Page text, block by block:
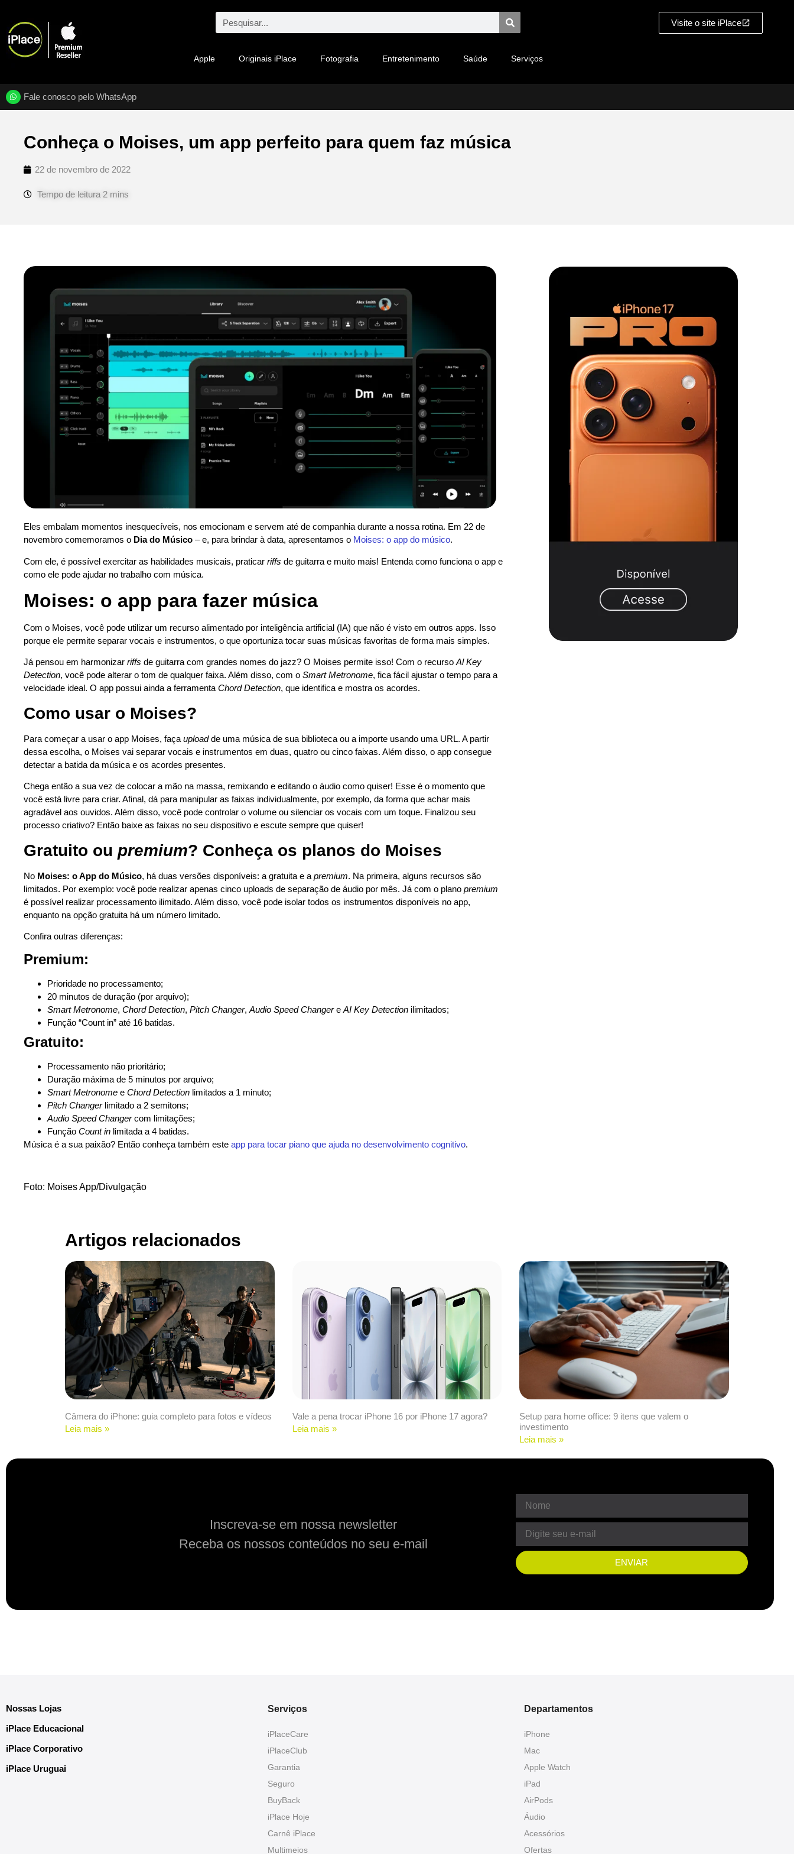
Apple Originais iPlace Fotografia Entretenimento Saúde Serviços
Visite o site iPlace
Fale conosco pelo WhatsApp
Conheça o Moises, um app perfeito para quem faz música
22 de novembro de 2022
Eles embalam momentos inesquecíveis, nos emocionam e servem até de companhia durante a nossa rotina. Em 22 de
novembro comemoramos o Dia do Músico – e, para brindar à data, apresentamos o Moises: o app do músico.
Com ele, é possível exercitar as habilidades musicais, praticar riffs de guitarra e muito mais! Entenda como funciona o app e
como ele pode ajudar no trabalho com música.
Moises: o app para fazer música
Com o Moises, você pode utilizar um recurso alimentado por inteligência artificial (IA) que não é visto em outros apps. Isso
porque ele permite separar vocais e instrumentos, o que oportuniza tocar suas músicas favoritas de forma mais simples.
Já pensou em harmonizar riffs de guitarra com grandes nomes do jazz? O Moises permite isso! Com o recurso Al Key
Detection, você pode alterar o tom de qualquer faixa. Além disso, com o Smart Metronome, fica fácil ajustar o tempo para a
velocidade ideal. O app possui ainda a ferramenta Chord Detection, que identifica e mostra os acordes.
Como usar o Moises?
Para começar a usar o app Moises, faça uploadde uma música de sua biblioteca ou a importe usando uma URL. A partir
dessa escolha, o Moises vai separar vocais e instrumentos em duas, quatro ou cinco faixas. Além disso, o app consegue
detectar a batida da música e os acordes presentes.
Chega então a sua vez de colocar a mão na massa, remixando e editando o áudio como quiser! Esse é o momento que
você está livre para criar. Afinal, dá para manipular as faixas individualmente, por exemplo, da forma que achar mais
agradável aos ouvidos. Além disso, você pode controlar o volume ou silenciar os vocais com um toque. Finalizou seu
processo criativo? Então baixe as faixas no seu dispositivo e escute sempre que quiser!
Gratuito ou premium? Conheça os planos do Moises
No Moises: o App do Músico, há duas versões disponíveis: a gratuita e a premium. Na primeira, alguns recursos são
limitados. Por exemplo: você pode realizar apenas cinco uploads de separação de áudio por mês. Já com o plano premium
é possível realizar processamento ilimitado. Além disso, você pode isolar todos os instrumentos disponíveis no app,
enquanto na opção gratuita há um número limitado.
Confira outras diferenças:
Premium:
Prioridade no processamento;
20 minutos de duração (por arquivo);
Smart Metronome, Chord Detection, Pitch Changer, Audio Speed Changere AI Key Detection ilimitados;
Função “Count in” até 16 batidas.
Gratuito:
Processamento não prioritário;
Duração máxima de 5 minutos por arquivo;
Smart Metronome e Chord Detection limitados a 1 minuto;
Pitch Changerlimitado a 2 semitons;
Audio Speed Changercom limitações;
Função Count in limitada a 4 batidas.
Música é a sua paixão? Então conheça também este app para tocar piano que ajuda no desenvolvimento cognitivo.
Foto: Moises App/Divulgação
Artigos relacionados
Câmera do iPhone: guia completo para fotos e vídeos
Leia mais »
Vale a pena trocar iPhone 16 por iPhone 17 agora?
Leia mais »
Setup para home office: 9 itens que valem o
investimento
Leia mais »
Inscreva-se em nossa newsletter
Receba os nossos conteúdos no seu e-mail
ENVIAR
Nossas Lojas
iPlace Educacional
iPlace Corporativo
iPlace Uruguai
Serviços
iPlaceCare
iPlaceClub
Garantia
Seguro
BuyBack
iPlace Hoje
Carnê iPlace
Multimeios
Departamentos
iPhone
Mac
Apple Watch
iPad
AirPods
Áudio
Acessórios
Ofertas